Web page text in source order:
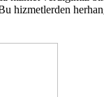
hizmetlerden